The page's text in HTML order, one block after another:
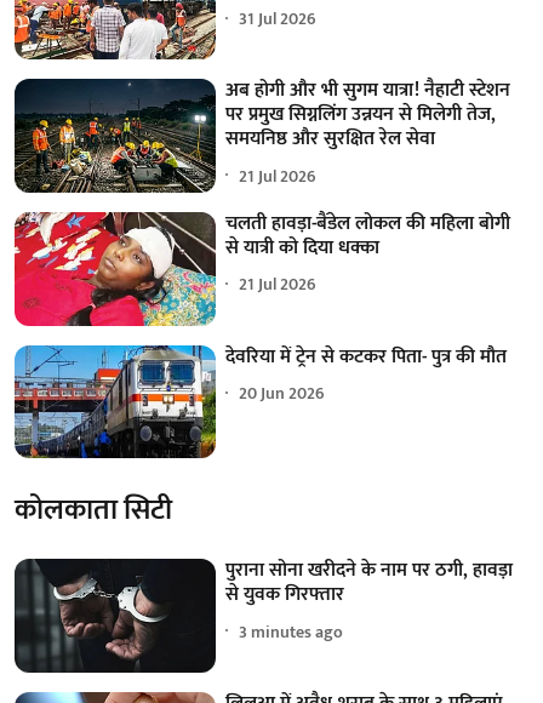
31 Jul 2026
अब होगी और भी सुगम यात्रा! नैहाटी स्टेशन
पर प्रमुख सिग्नलिंग उन्नयन से मिलेगी तेज,
समयनिष्ठ और सुरक्षित रेल सेवा
21 Jul 2026
चलती हावड़ा-बैंडेल लोकल की महिला बोगी
से यात्री को दिया धक्का
21 Jul 2026
देवरिया में ट्रेन से कटकर पिता- पुत्र की मौत
20 Jun 2026
कोलकाता सिटी
पुराना सोना खरीदने के नाम पर ठगी, हावड़ा
से युवक गिरफ्तार
3 minutes ago